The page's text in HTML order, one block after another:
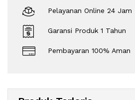
Pelayanan Online 24 Jam
Garansi Produk 1 Tahun
Pembayaran 100% Aman